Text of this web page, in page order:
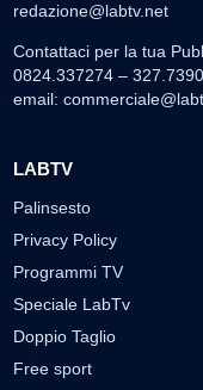
redazione@labtv.net
Contattaci per la tua
0824.337274 –
email:
LABTV
Palinsesto
Privacy Policy
Programmi TV
Speciale LabTv
Doppio Taglio
Free sport